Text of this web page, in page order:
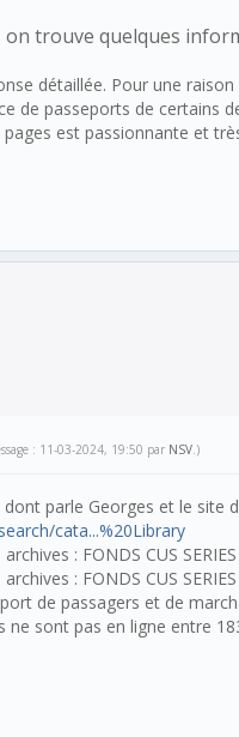
on trouve quelques
détaillée. Pour une
de passeports de
est passionnante et
: 11-03-2024, 19:50 par NSV .)
parle Georges et le site
cata...%20Library
: FONDS CUS
: FONDS CUS
de passagers et de
ne sont pas en ligne entre